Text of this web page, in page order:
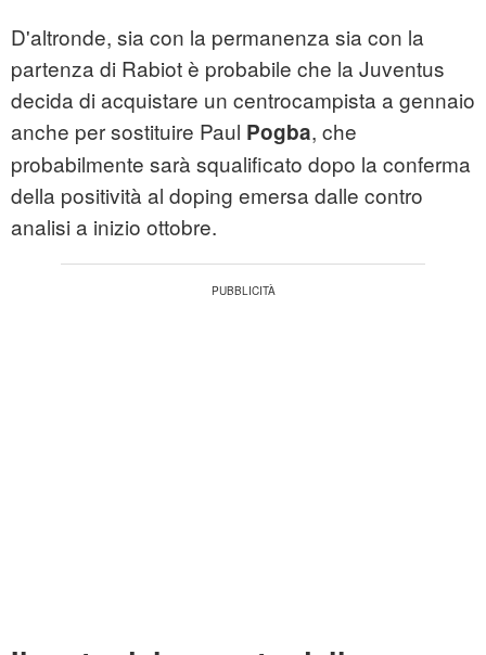
D'altronde, sia con la permanenza sia con la
partenza di Rabiot è probabile che la Juventus
decida di acquistare un centrocampista a gennaio
anche per sostituire Paul Pogba, che
probabilmente sarà squalificato dopo la conferma
della positività al doping emersa dalle contro
analisi a inizio ottobre.